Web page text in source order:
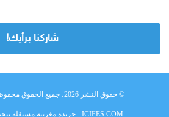
شاركنا برأيك!
© حقوق النشر 2026، جميع الحقوق محفوظة |
ICIFES.COM - جريدة مغربية مستقلة تتجدد على مدار الساعة